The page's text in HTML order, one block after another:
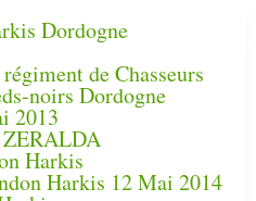
Dordogne
de Chasseurs
noirs Dordogne
2013
Harkis
Harkis 12 Mai 2014